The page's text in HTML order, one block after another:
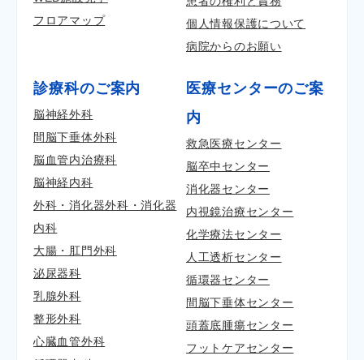
フロアマップ
個人情報保護について
病院からのお願い
診療科のご案内
脳神経外科
間脳下垂体外科
脳血管内治療科
脳神経内科
外科・消化器外科・消化器
内科
大腸・肛門外科
泌尿器科
乳腺外科
整形外科
心臓血管外科
医療センターのご案
内
救急医療センター
脳卒中センター
消化器センター
内視鏡治療センター
化学療法センター
人工透析センター
循環器センター
間脳下垂体センター
頭蓋底腫瘍センター
フットケアセンター